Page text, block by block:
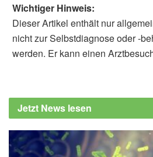
Wichtiger Hinweis:
Dieser Artikel enthält nur
nicht zur Selbstdiagnose oder -
werden. Er kann einen
Jetzt News lesen